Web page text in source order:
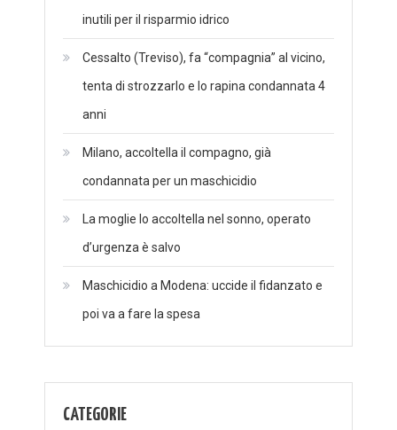
inutili per il risparmio idrico
Cessalto (Treviso), fa “compagnia” al vicino,
tenta di strozzarlo e lo rapina condannata 4
anni
Milano, accoltella il compagno, già
condannata per un maschicidio
La moglie lo accoltella nel sonno, operato
d’urgenza è salvo
Maschicidio a Modena: uccide il fidanzato e
poi va a fare la spesa
CATEGORIE